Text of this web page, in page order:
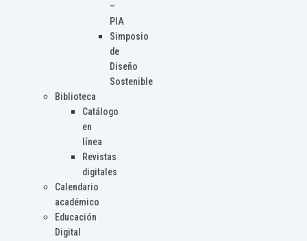
–
PIA
Simposio
de
Diseño
Sostenible
Biblioteca
Catálogo
en
línea
Revistas
digitales
Calendario
académico
Educación
Digital